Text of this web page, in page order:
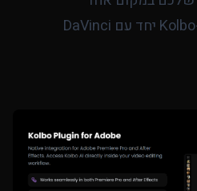
הדרך היחידה להשתמש ב-Kolbo יחד עם DaVinci